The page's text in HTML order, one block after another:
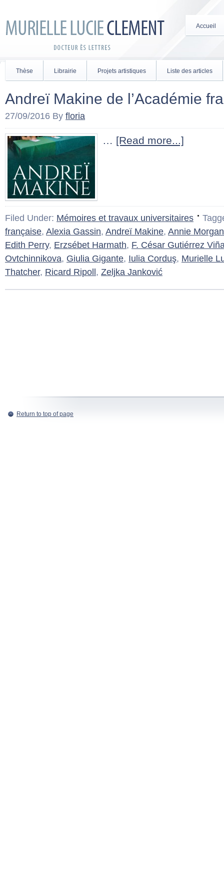
Accueil
Thèse Librairie Projets artistiques Liste des articles
Andreï Makine de l’Académie
27/09/2016 By floria
… [Read more...]
Filed Under: Mémoires et travaux universitaires
française, Alexia Gassin, Andreï Makine, Annie Morgan
Edith Perry, Erzsébet Harmath, F. César Gutiérrez
Ovtchinnikova, Giulia Gigante, Iulia Corduş, Murielle
Thatcher, Ricard Ripoll , Zeljka Janković
Return to top of page